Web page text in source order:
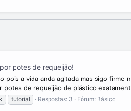
potes de requeijão!
pois a vida anda agitada mas sigo
potes de requeijão de plástico
tutorial Respostas: 3 Fórum: Básico